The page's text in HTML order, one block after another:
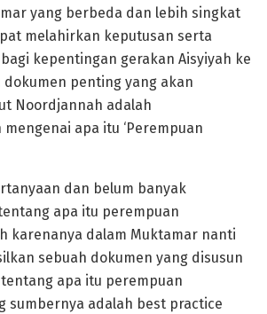
yang berbeda dan lebih singkat
melahirkan keputusan serta
kepentingan gerakan Aisyiyah ke
dokumen penting yang akan
Noordjannah adalah
apa itu ‘Perempuan
dan belum banyak
apa itu perempuan
karenanya dalam Muktamar nanti
sebuah dokumen yang disusun
apa itu perempuan
sumbernya adalah best practice